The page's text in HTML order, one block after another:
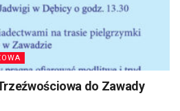
do Zawady